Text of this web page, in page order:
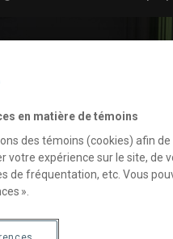
en matière de témoins
des témoins (cookies) afin
votre expérience sur le site, de
de fréquentation, etc. Vous
».